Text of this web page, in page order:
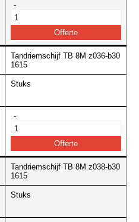
-
Tandriemschijf TB 8M z036-b30
1615
Stuks
-
Tandriemschijf TB 8M z038-b30
1615
Stuks